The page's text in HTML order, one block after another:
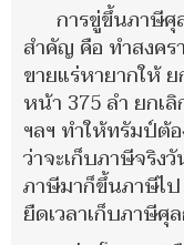
การขู่ขึ้นภาษีศุ
สำคัญ คือ ทำสงค
ขายแร่หายากให้
หน้า 375 ลำ ยกเ
ฯลฯ ทำให้ทรัมป์ต้
ว่าจะเก็บภาษีจริง
ภาษีมาก็ขึ้นภาษีไ
ยืดเวลาเก็บภาษีศุ